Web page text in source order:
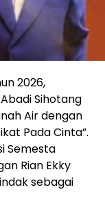
2026,
Sihotang
Air dengan
Pada Cinta”.
Semesta
Rian Ekky
sebagai